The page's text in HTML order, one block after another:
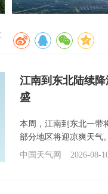
江南到东北陆续
盛
本周，江南到东北一带
部分地区将迎凉爽天气
中国天气网
2026-08-